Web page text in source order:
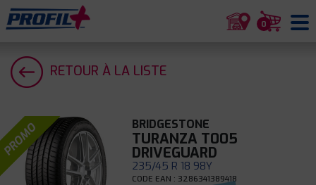
0
RETOUR À LA LISTE
PROMO BRIDGESTONE
TURANZA T005
DRIVEGUARD
235/45 R 18 98Y
CODE EAN : 3286341389418